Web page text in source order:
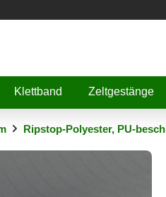
Klettband Zeltgestänge
Ripstop-Polyester, PU-